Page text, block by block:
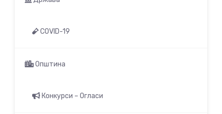
COVID-19
Општина
Конкурси – Огласи